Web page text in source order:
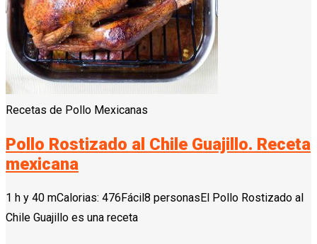
Recetas de Pollo Mexicanas
Pollo Rostizado al Chile Guajillo. Receta
mexicana
1 h y 40 mCalorias: 476Fácil8 personasEl Pollo Rostizado al
Chile Guajillo es una receta